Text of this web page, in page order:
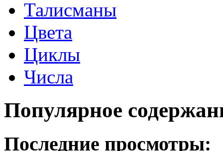
Талисманы
Цвета
Циклы
Числа
Популярное
Последние просмотры: